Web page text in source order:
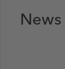
News